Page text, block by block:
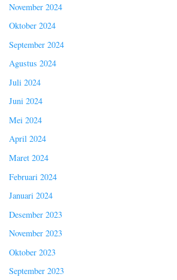
November 2024
Oktober 2024
September 2024
Agustus 2024
Juli 2024
Juni 2024
Mei 2024
April 2024
Maret 2024
Februari 2024
Januari 2024
Desember 2023
November 2023
Oktober 2023
September 2023